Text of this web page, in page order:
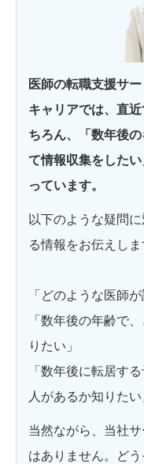
医師の転職支援サ
キャリアでは、直
ちろん、「数年後
て情報収集をした
っています。
以下のような疑問
る情報をお伝えしま
「どのような医師
「数年後の年齢で
りたい」
「数年後に転居す
人があるか知りたい
当然ながら、当社
はありません。ど